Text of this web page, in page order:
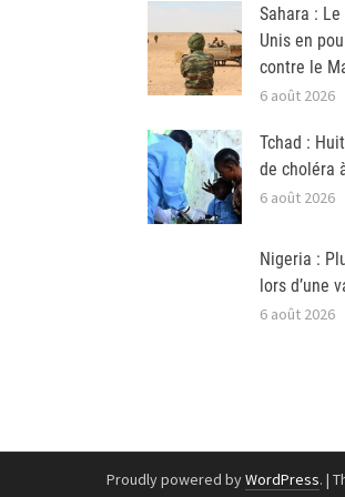
Sahara :
Unis en
contre le
6 août 2026
Tchad :
de choléra
6 août 2026
Nigeria :
lors d’une
6 août 2026
Proudly powered byWordPress. |